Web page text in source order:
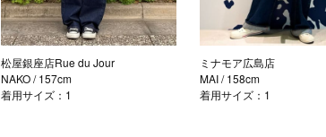
松屋銀座店Rue du Jour
NAKO/ 157cm
着用サイズ：1
ミナモア広島店
MAI/ 158cm
着用サイズ：1